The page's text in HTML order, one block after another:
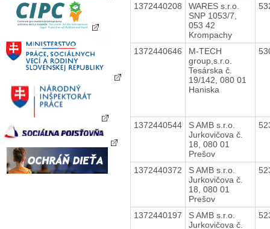
1372440208
WARES s.r.o.
SNP 1053/7,
053 42
Krompachy
1372440646
M-TECH
group,s.r.o.
Tesárska č.
19/142, 080 01
Haniska
1372440544
S AMB s.r.o.
Jurkovičova č.
18, 080 01
Prešov
1372440372
S AMB s.r.o.
Jurkovičova č.
18, 080 01
Prešov
1372440197
S AMB s.r.o.
Jurkovičova č.